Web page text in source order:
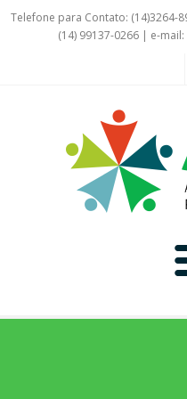
Telefone para Contato: (14)3264-
(14) 99137-0266 | e-mail: